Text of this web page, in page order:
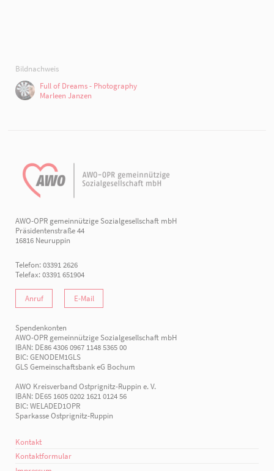
Bildnachweis
Full of Dreams - Photography
Marleen Janzen
AWO-OPR gemeinnützige Sozialgesellschaft mbH
Präsidentenstraße 44
16816 Neuruppin
Telefon: 03391 2626
Telefax: 03391 651904
Anruf E-Mail
Spendenkonten
AWO-OPR gemeinnützige Sozialgesellschaft mbH
IBAN: DE86 4306 0967 1148 5365 00
BIC: GENODEM1GLS
GLS Gemeinschaftsbank eG Bochum
AWO Kreisverband Ostprignitz-Ruppin e. V.
IBAN: DE65 1605 0202 1621 0124 56
BIC: WELADED1OPR
Sparkasse Ostprignitz-Ruppin
Kontakt
Kontaktformular